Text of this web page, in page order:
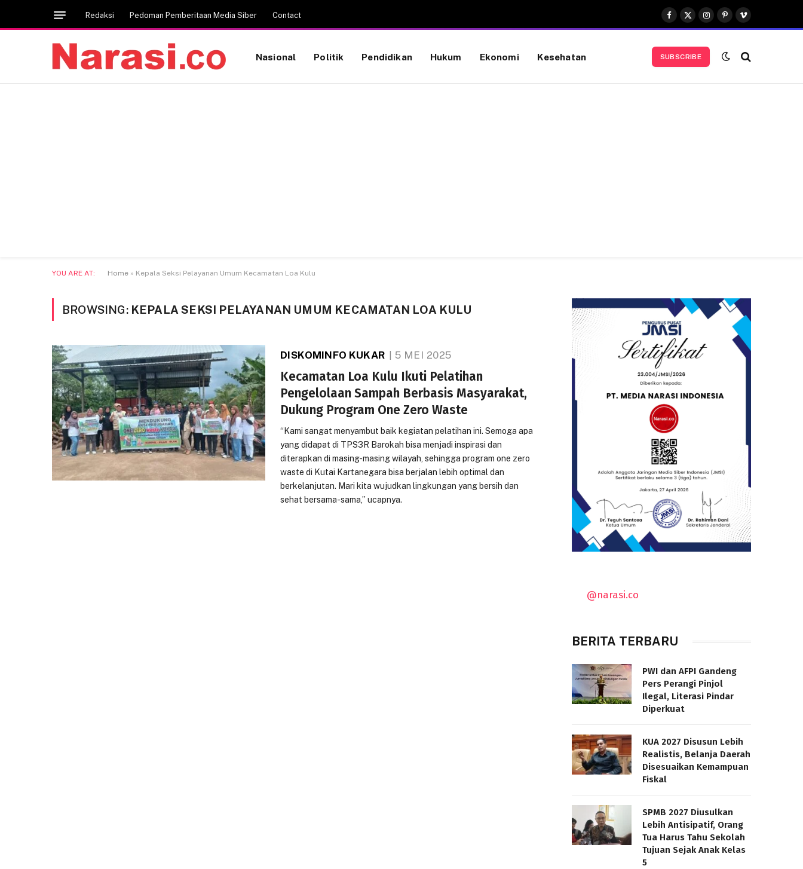
Redaksi Pedoman Pemberitaan Media Siber Contact
Facebook
X
(Twitter)
Instagram
Pinterest
Vimeo
Nasional Politik Pendidikan Hukum Ekonomi Kesehatan SUBSCRIBE
YOU ARE AT: Home » Kepala Seksi Pelayanan Umum Kecamatan Loa Kulu
BROWSING: KEPALA SEKSI PELAYANAN UMUM KECAMATAN LOA KULU
DISKOMINFO KUKAR 5 MEI 2025
Kecamatan Loa Kulu Ikuti Pelatihan
Pengelolaan Sampah Berbasis Masyarakat,
Dukung Program One Zero Waste
“Kami sangat menyambut baik kegiatan pelatihan ini. Semoga apa
yang didapat di TPS3R Barokah bisa menjadi inspirasi dan
diterapkan di masing-masing wilayah, sehingga program one zero
waste di Kutai Kartanegara bisa berjalan lebih optimal dan
berkelanjutan. Mari kita wujudkan lingkungan yang bersih dan
sehat bersama-sama,” ucapnya.
@narasi.co
BERITA TERBARU
PWI dan AFPI Gandeng
Pers Perangi Pinjol
Ilegal, Literasi Pindar
Diperkuat
KUA 2027 Disusun Lebih
Realistis, Belanja Daerah
Disesuaikan Kemampuan
Fiskal
SPMB 2027 Diusulkan
Lebih Antisipatif, Orang
Tua Harus Tahu Sekolah
Tujuan Sejak Anak Kelas
5